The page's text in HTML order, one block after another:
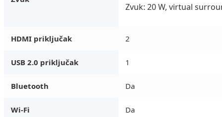
Zvuk: 20 W, virtual
HDMI priključak 2
USB 2.0 priključak 1
Bluetooth Da
Wi-Fi Da